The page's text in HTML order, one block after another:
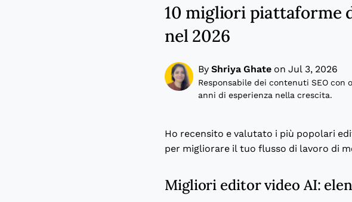
10 migliori piattaforme
nel 2026
By Shriya Ghate on Jul 3, 2026
Responsabile dei contenuti SEO con
anni di esperienza nella crescita.
Ho recensito e valutato i più popolari
per migliorare il tuo flusso di lavoro di
Migliori editor video AI: